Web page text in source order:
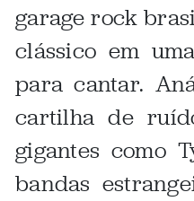
garage rock
clássico em
para cantar.
cartilha de
gigantes como
bandas